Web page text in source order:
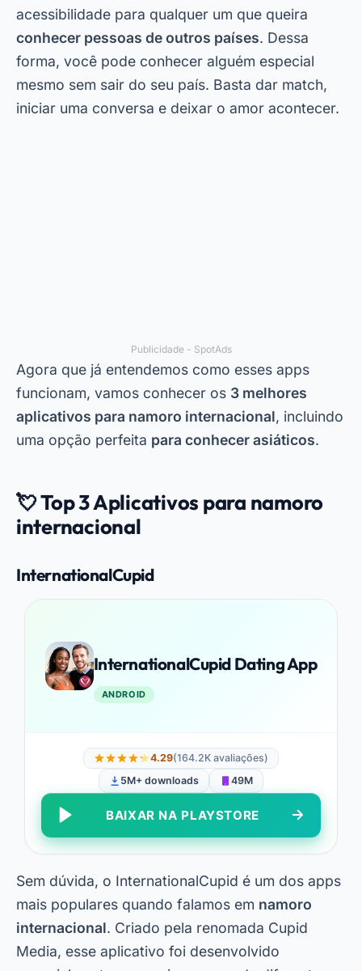
acessibilidade para qualquer um que queira
conhecer pessoas de outros países. Dessa
forma, você pode conhecer alguém especial
mesmo sem sair do seu país. Basta dar match,
iniciar uma conversa e deixar o amor acontecer.
Publicidade - SpotAds
Agora que já entendemos como esses apps
funcionam, vamos conhecer os 3 melhores
aplicativos para namoro internacional, incluindo
uma opção perfeita para conhecer asiáticos.
💘 Top 3 Aplicativos para namoro
internacional
InternationalCupid
InternationalCupid Dating App
ANDROID
4.29(164.2K avaliações)
5M+ downloads
49M
BAIXAR NA PLAYSTORE
Sem dúvida, o InternationalCupid é um dos apps
mais populares quando falamos em namoro
internacional. Criado pela renomada Cupid
Media, esse aplicativo foi desenvolvido